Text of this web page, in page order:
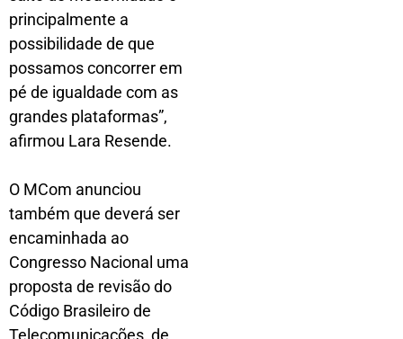
principalmente a
possibilidade de que
possamos concorrer em
pé de igualdade com as
grandes plataformas”,
afirmou Lara Resende.
O MCom anunciou
também que deverá ser
encaminhada ao
Congresso Nacional uma
proposta de revisão do
Código Brasileiro de
Telecomunicações, de